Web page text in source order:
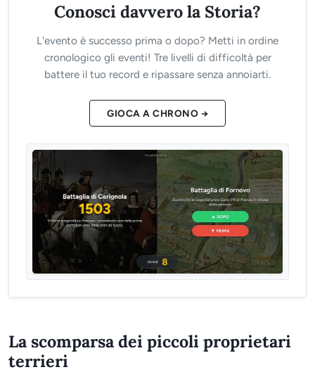
Conosci davvero la Storia?
L'evento è successo prima o dopo? Metti in ordine
cronologico gli eventi! Tre livelli di difficoltà per
battere il tuo record e ripassare senza annoiarti.
GIOCA A CHRONO →
La scomparsa dei piccoli proprietari
terrieri